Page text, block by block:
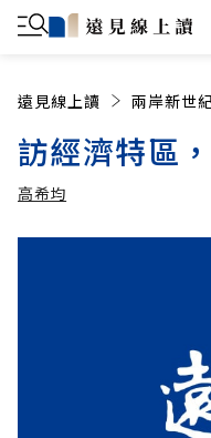
遠見線上讀 兩岸新世
訪經濟特區
高希均